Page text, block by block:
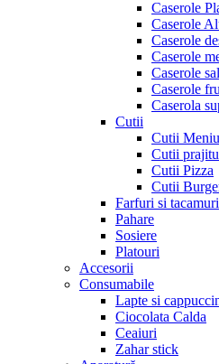
Caserole
Caserole
Caserole
Caserole
Caserole
Caserole
Caserola
Cutii
Cutii
Cutii
Cutii Pizza
Cutii
Farfuri si tacamuri
Pahare
Sosiere
Platouri
Accesorii
Consumabile
Lapte si
Ciocolata Calda
Ceaiuri
Zahar stick